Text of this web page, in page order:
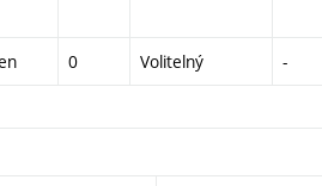
0 Volitelný -